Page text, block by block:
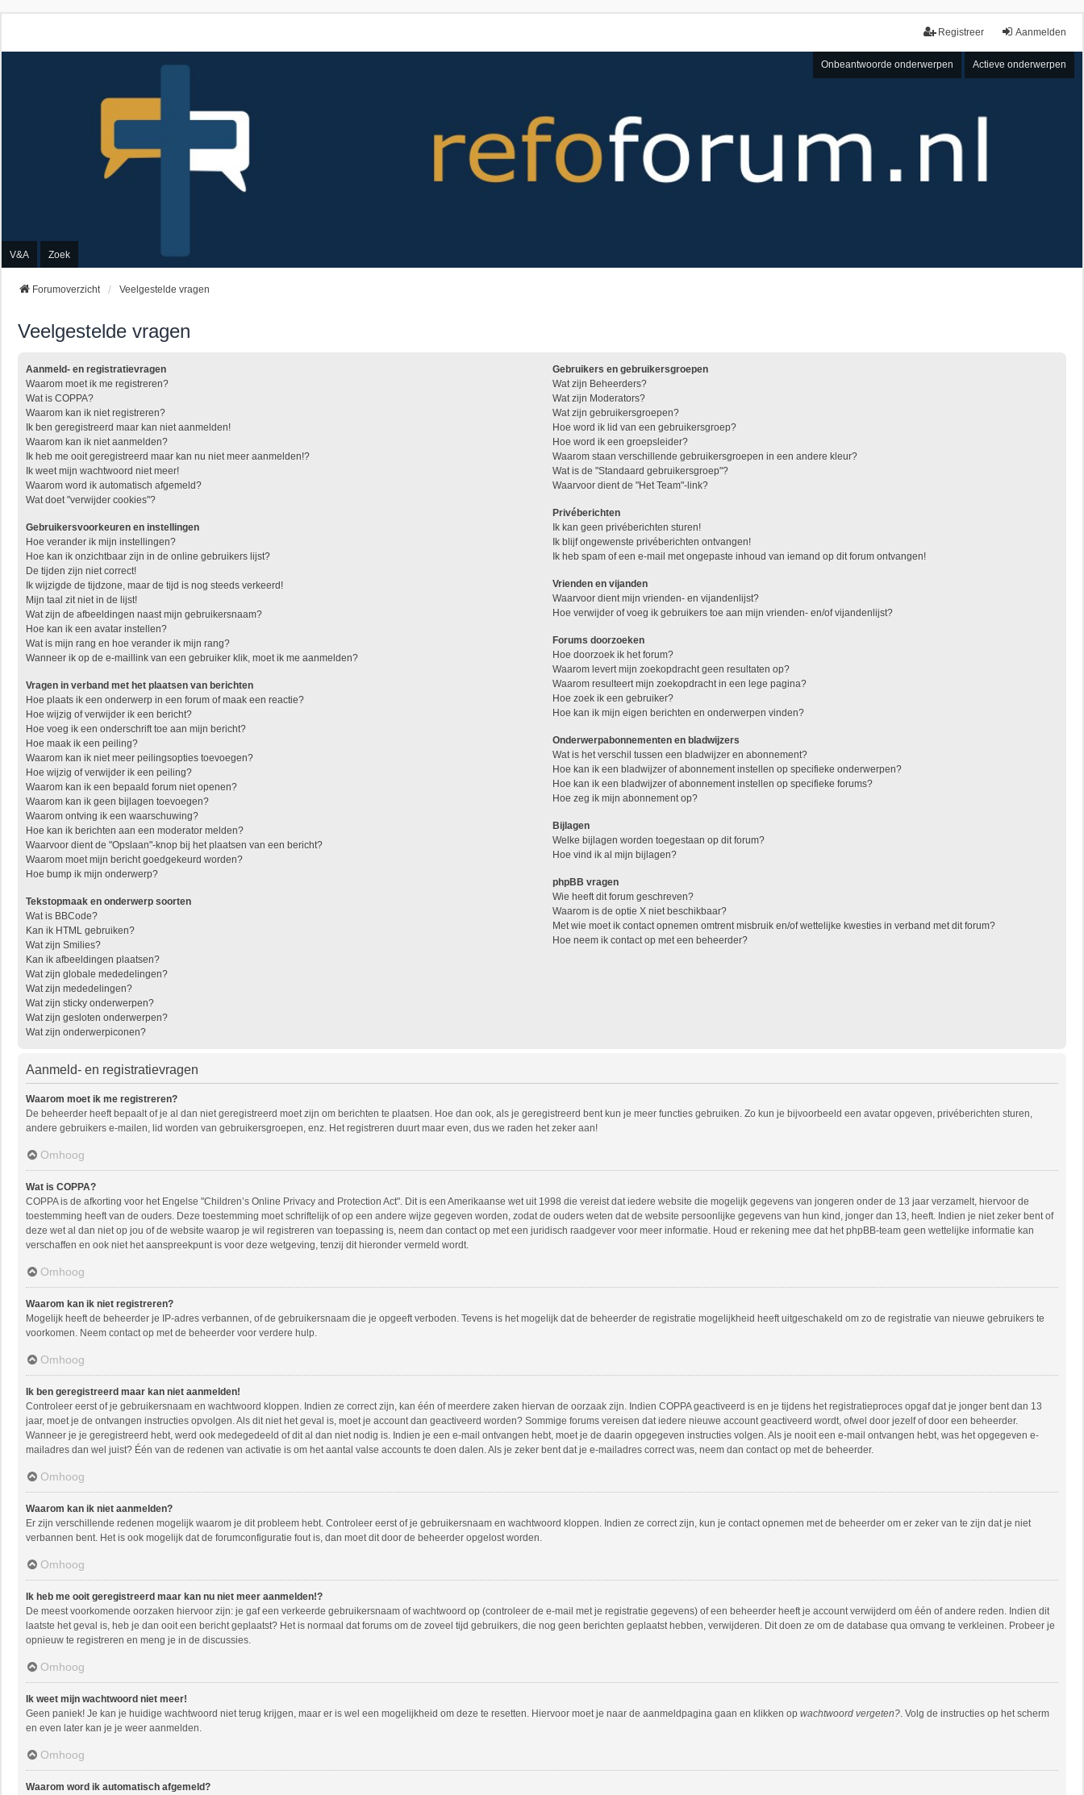
Aanmelden
Registreer
Onbeantwoorde onderwerpen Actieve onderwerpen
V&A Zoek
Forumoverzicht Veelgestelde vragen
Veelgestelde vragen
Aanmeld- en registratievragen
Waarom moet ik me registreren?
Wat is COPPA?
Waarom kan ik niet registreren?
Ik ben geregistreerd maar kan niet aanmelden!
Waarom kan ik niet aanmelden?
Ik heb me ooit geregistreerd maar kan nu niet meer aanmelden!?
Ik weet mijn wachtwoord niet meer!
Waarom word ik automatisch afgemeld?
Wat doet "verwijder cookies"?
Gebruikersvoorkeuren en instellingen
Hoe verander ik mijn instellingen?
Hoe kan ik onzichtbaar zijn in de online gebruikers lijst?
De tijden zijn niet correct!
Ik wijzigde de tijdzone, maar de tijd is nog steeds verkeerd!
Mijn taal zit niet in de lijst!
Wat zijn de afbeeldingen naast mijn gebruikersnaam?
Hoe kan ik een avatar instellen?
Wat is mijn rang en hoe verander ik mijn rang?
Wanneer ik op de e-maillink van een gebruiker klik, moet ik me aanmelden?
Vragen in verband met het plaatsen van berichten
Hoe plaats ik een onderwerp in een forum of maak een reactie?
Hoe wijzig of verwijder ik een bericht?
Hoe voeg ik een onderschrift toe aan mijn bericht?
Hoe maak ik een peiling?
Waarom kan ik niet meer peilingsopties toevoegen?
Hoe wijzig of verwijder ik een peiling?
Waarom kan ik een bepaald forum niet openen?
Waarom kan ik geen bijlagen toevoegen?
Waarom ontving ik een waarschuwing?
Hoe kan ik berichten aan een moderator melden?
Waarvoor dient de "Opslaan"-knop bij het plaatsen van een bericht?
Waarom moet mijn bericht goedgekeurd worden?
Hoe bump ik mijn onderwerp?
Tekstopmaak en onderwerp soorten
Wat is BBCode?
Kan ik HTML gebruiken?
Wat zijn Smilies?
Kan ik afbeeldingen plaatsen?
Wat zijn globale mededelingen?
Wat zijn mededelingen?
Wat zijn sticky onderwerpen?
Wat zijn gesloten onderwerpen?
Wat zijn onderwerpiconen?
Gebruikers en gebruikersgroepen
Wat zijn Beheerders?
Wat zijn Moderators?
Wat zijn gebruikersgroepen?
Hoe word ik lid van een gebruikersgroep?
Hoe word ik een groepsleider?
Waarom staan verschillende gebruikersgroepen in een andere kleur?
Wat is de "Standaard gebruikersgroep"?
Waarvoor dient de "Het Team"-link?
Privéberichten
Ik kan geen privéberichten sturen!
Ik blijf ongewenste privéberichten ontvangen!
Ik heb spam of een e-mail met ongepaste inhoud van iemand op dit forum ontvangen!
Vrienden en vijanden
Waarvoor dient mijn vrienden- en vijandenlijst?
Hoe verwijder of voeg ik gebruikers toe aan mijn vrienden- en/of vijandenlijst?
Forums doorzoeken
Hoe doorzoek ik het forum?
Waarom levert mijn zoekopdracht geen resultaten op?
Waarom resulteert mijn zoekopdracht in een lege pagina?
Hoe zoek ik een gebruiker?
Hoe kan ik mijn eigen berichten en onderwerpen vinden?
Onderwerpabonnementen en bladwijzers
Wat is het verschil tussen een bladwijzer en abonnement?
Hoe kan ik een bladwijzer of abonnement instellen op specifieke onderwerpen?
Hoe kan ik een bladwijzer of abonnement instellen op specifieke forums?
Hoe zeg ik mijn abonnement op?
Bijlagen
Welke bijlagen worden toegestaan op dit forum?
Hoe vind ik al mijn bijlagen?
phpBB vragen
Wie heeft dit forum geschreven?
Waarom is de optie X niet beschikbaar?
Met wie moet ik contact opnemen omtrent misbruik en/of wettelijke kwesties in verband met dit forum?
Hoe neem ik contact op met een beheerder?
Aanmeld- en registratievragen
Waarom moet ik me registreren?
De beheerder heeft bepaalt of je al dan niet geregistreerd moet zijn om berichten te plaatsen. Hoe dan ook, als je geregistreerd bent kun je meer functies gebruiken. Zo kun je bijvoorbeeld een avatar opgeven, privéberichten sturen,
andere gebruikers e-mailen, lid worden van gebruikersgroepen, enz. Het registreren duurt maar even, dus we raden het zeker aan!
Omhoog
Wat is COPPA?
COPPA is de afkorting voor het Engelse "Children’s Online Privacy and Protection Act". Dit is een Amerikaanse wet uit 1998 die vereist dat iedere website die mogelijk gegevens van jongeren onder de 13 jaar verzamelt, hiervoor de
toestemming heeft van de ouders. Deze toestemming moet schriftelijk of op een andere wijze gegeven worden, zodat de ouders weten dat de website persoonlijke gegevens van hun kind, jonger dan 13, heeft. Indien je niet zeker bent of
deze wet al dan niet op jou of de website waarop je wil registreren van toepassing is, neem dan contact op met een juridisch raadgever voor meer informatie. Houd er rekening mee dat het phpBB-team geen wettelijke informatie kan
verschaffen en ook niet het aanspreekpunt is voor deze wetgeving, tenzij dit hieronder vermeld wordt.
Omhoog
Waarom kan ik niet registreren?
Mogelijk heeft de beheerder je IP-adres verbannen, of de gebruikersnaam die je opgeeft verboden. Tevens is het mogelijk dat de beheerder de registratie mogelijkheid heeft uitgeschakeld om zo de registratie van nieuwe gebruikers te
voorkomen. Neem contact op met de beheerder voor verdere hulp.
Omhoog
Ik ben geregistreerd maar kan niet aanmelden!
Controleer eerst of je gebruikersnaam en wachtwoord kloppen. Indien ze correct zijn, kan één of meerdere zaken hiervan de oorzaak zijn. Indien COPPA geactiveerd is en je tijdens het registratieproces opgaf dat je jonger bent dan 13
jaar, moet je de ontvangen instructies opvolgen. Als dit niet het geval is, moet je account dan geactiveerd worden? Sommige forums vereisen dat iedere nieuwe account geactiveerd wordt, ofwel door jezelf of door een beheerder.
Wanneer je je geregistreerd hebt, werd ook medegedeeld of dit al dan niet nodig is. Indien je een e-mail ontvangen hebt, moet je de daarin opgegeven instructies volgen. Als je nooit een e-mail ontvangen hebt, was het opgegeven e-
mailadres dan wel juist? Één van de redenen van activatie is om het aantal valse accounts te doen dalen. Als je zeker bent dat je e-mailadres correct was, neem dan contact op met de beheerder.
Omhoog
Waarom kan ik niet aanmelden?
Er zijn verschillende redenen mogelijk waarom je dit probleem hebt. Controleer eerst of je gebruikersnaam en wachtwoord kloppen. Indien ze correct zijn, kun je contact opnemen met de beheerder om er zeker van te zijn dat je niet
verbannen bent. Het is ook mogelijk dat de forumconfiguratie fout is, dan moet dit door de beheerder opgelost worden.
Omhoog
Ik heb me ooit geregistreerd maar kan nu niet meer aanmelden!?
De meest voorkomende oorzaken hiervoor zijn: je gaf een verkeerde gebruikersnaam of wachtwoord op (controleer de e-mail met je registratie gegevens) of een beheerder heeft je account verwijderd om één of andere reden. Indien dit
laatste het geval is, heb je dan ooit een bericht geplaatst? Het is normaal dat forums om de zoveel tijd gebruikers, die nog geen berichten geplaatst hebben, verwijderen. Dit doen ze om de database qua omvang te verkleinen. Probeer je
opnieuw te registreren en meng je in de discussies.
Omhoog
Ik weet mijn wachtwoord niet meer!
Geen paniek! Je kan je huidige wachtwoord niet terug krijgen, maar er is wel een mogelijkheid om deze te resetten. Hiervoor moet je naar de aanmeldpagina gaan en klikken op wachtwoord vergeten?. Volg de instructies op het scherm
en even later kan je je weer aanmelden.
Omhoog
Waarom word ik automatisch afgemeld?